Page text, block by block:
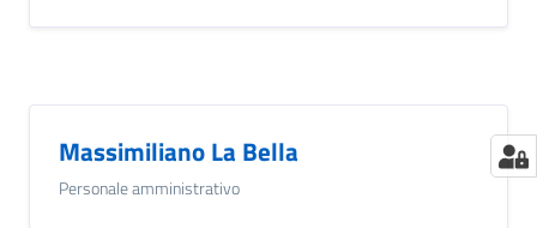
Massimiliano La Bella
Personale amministrativo